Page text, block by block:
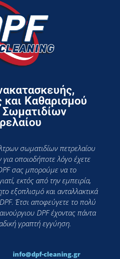
και Καθαρισμού
σωματιδίων πετρελαίου
οποιοδήποτε λόγο έχετε
σας μπορούμε να το
εκτός από την εμπειρία,
εξοπλισμό και ανταλλακτικά
Έτσι αποφεύγετε το πολύ
DPF έχοντας πάντα
γραπτή εγγύηση.
info@dpf-cleaning.gr